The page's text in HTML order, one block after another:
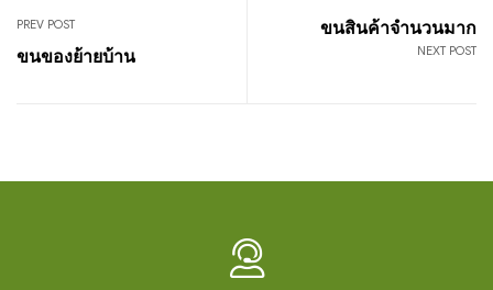
PREV POST
ขนของย้ายบ้าน NEXT POST
ขนสินค้าจำนวนมาก